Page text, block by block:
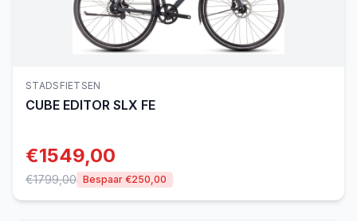
STADSFIETSEN
CUBE EDITOR SLX FE
€1549,00
€1799,00 Bespaar €250,00